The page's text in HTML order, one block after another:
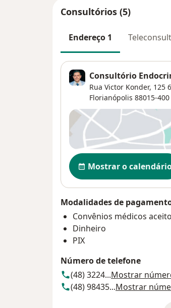
Consultórios (5)
Endereço 1
Consultório
Rua Victor Konder, 125
Florianópolis 88015-400
Disponibilidade
Mostrar o
Modalidades de
Convênios médicos
Dinheiro
PIX
Número de telefone
(48) 3224...Mostrar
(48) 98435...Mostrar